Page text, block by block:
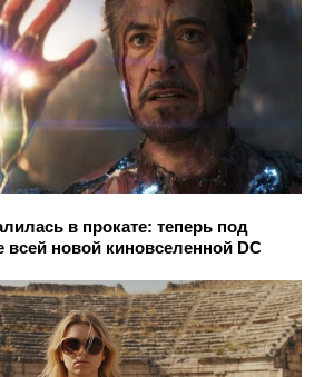
в прокате: теперь под
новой киновселенной DC